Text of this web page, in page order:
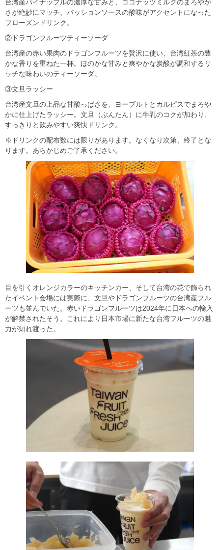
台湾産パイナップルの濃厚な甘みと、ココナッツミルクのまろやか
さが絶妙にマッチ。パッションソースの酸味がアクセントになった
フローズンドリンク。
②ドラゴンフルーツティーソーダ
台湾産の赤い果肉のドラゴンフルーツを贅沢に使い、台湾紅茶の豊
かな香りを重ねた一杯。ほのかな甘みと爽やかな炭酸が調和するリ
ッチな味わいのティーソーダ。
③文旦ラッシー
台湾産文旦の上品な甘酸っぱさを、ヨーブルトとカルピスでまろや
かに仕上げたラッシー。文旦（ぶんたん）に牛乳のコクが加わり、
すっきりと飲みやすい爽快ドリンク。
※ドリンクの配布数には限りがあります。なくなり次第、終了とな
ります。あらかじめご了承ください。
目を引くオレンジカラーのキッチンカー、そして台湾の花で飾られ
たイベント会場には実際に、文旦やドラゴンフルーツの台湾産フル
ーツも並んでいた。赤いドラゴンフルーツは2024年に日本への輸入
が解禁されたそう。これにより日本市場に新たな台湾フルーツの魅
力が知れ渡った。